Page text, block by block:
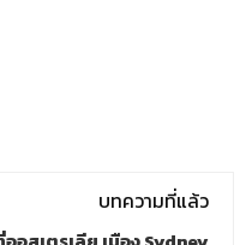
บทความที่แล้ว